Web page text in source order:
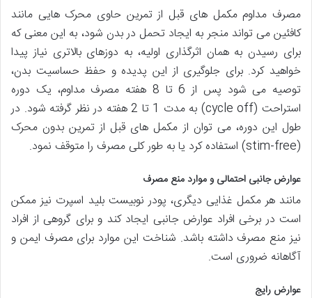
مصرف مداوم مکمل های قبل از تمرین حاوی محرک هایی مانند
کافئین می تواند منجر به ایجاد تحمل در بدن شود، به این معنی که
برای رسیدن به همان اثرگذاری اولیه، به دوزهای بالاتری نیاز پیدا
خواهید کرد. برای جلوگیری از این پدیده و حفظ حساسیت بدن،
توصیه می شود پس از 6 تا 8 هفته مصرف مداوم، یک دوره
استراحت (cycle off) به مدت 1 تا 2 هفته در نظر گرفته شود. در
طول این دوره، می توان از مکمل های قبل از تمرین بدون محرک
(stim-free) استفاده کرد یا به طور کلی مصرف را متوقف نمود.
عوارض جانبی احتمالی و موارد منع مصرف
مانند هر مکمل غذایی دیگری، پودر نوبیست بلید اسپرت نیز ممکن
است در برخی افراد عوارض جانبی ایجاد کند و برای گروهی از افراد
نیز منع مصرف داشته باشد. شناخت این موارد برای مصرف ایمن و
آگاهانه ضروری است.
عوارض رایج